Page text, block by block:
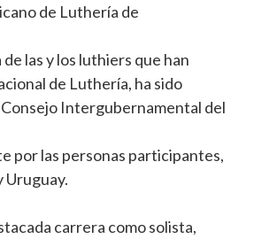
de Luthería de
las y los luthiers que han
de Luthería, ha sido
Intergubernamental del
por las personas participantes,
Uruguay.
carrera como solista,